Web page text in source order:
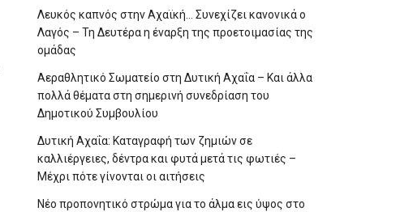
Λευκός καπνός στην Αχαϊκή… Συνεχίζει κανονικά ο
Λαγός – Τη Δευτέρα η έναρξη της προετοιμασίας της
ομάδας
Αεραθλητικό Σωματείο στη Δυτική Αχαΐα – Και άλλα
πολλά θέματα στη σημερινή συνεδρίαση του
Δημοτικού Συμβουλίου
Δυτική Αχαΐα: Καταγραφή των ζημιών σε
καλλιέργειες, δέντρα και φυτά μετά τις φωτιές –
Μέχρι πότε γίνονται οι αιτήσεις
Νέο προπονητικό στρώμα για το άλμα εις ύψος στο